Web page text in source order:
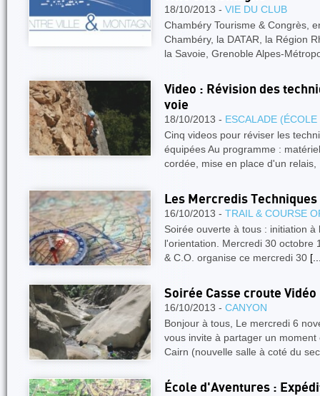
18/10/2013 - VIE DU CLUB
Chambéry Tourisme & Congrès,
Chambéry, la DATAR, la Région
la Savoie, Grenoble Alpes-
Video : Révision des
voie
18/10/2013 - ESCALADE
Cinq videos pour réviser les
équipées Au programme :
cordée, mise en place d'un relais,
Les Mercredis
16/10/2013 - TRAIL & COURSE
Soirée ouverte à tous : initiation
l'orientation. Mercredi 30 octobre
& C.O. organise ce mercredi 30
Soirée Casse croute Vidéo
16/10/2013 - CANYON
Bonjour à tous, Le mercredi 6
vous invite à partager un
Cairn (nouvelle salle à coté du
École d'Aventures :